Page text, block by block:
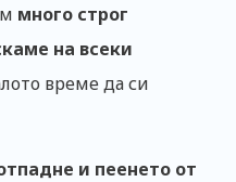
много строг
на всеки
време да си
и пеенето от